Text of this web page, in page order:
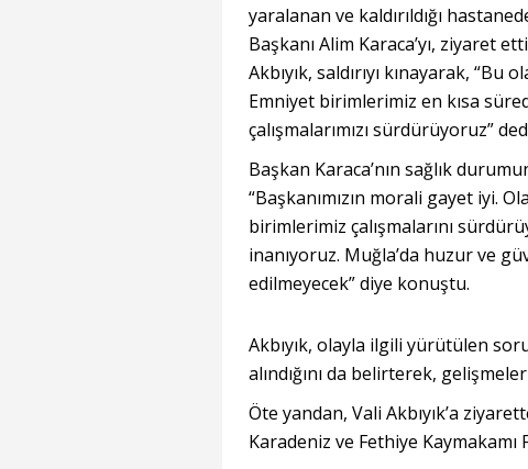
yaralanan ve kaldırıldığı
Başkanı Alim Karaca’yı, ziyaret
Akbıyık, saldırıyı kınayarak, “Bu
Emniyet birimlerimiz en kısa
çalışmalarımızı sürdürüyoruz”
Başkan Karaca’nın sağlık
“Başkanımızın morali gayet iyi.
birimlerimiz çalışmalarını
inanıyoruz. Muğla’da huzur ve
edilmeyecek” diye konuştu.
Akbıyık, olayla ilgili yürütülen
alındığını da belirterek,
Öte yandan, Vali Akbıyık’a
Karadeniz ve Fethiye